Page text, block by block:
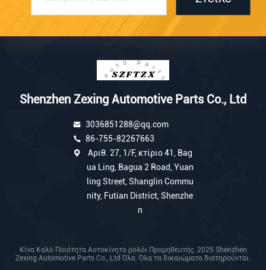
Shenzhen Zexing Automotive Parts Co., Ltd
3036851288@qq.com
86-755-82267663
Αριθ. 27, 1/F, κτίριο 41, Bag
ua Ling, Bagua 2 Road, Yuan
ling Street, Shanglin Commu
nity, Futian District, Shenzhe
n
Κίνα Καλό Ποιότητα Αυτοκίνητο ρολόι Προμηθευτής. 2025 Shenzhen
Zexing Automotive Parts Co., Ltd Όλα. Όλα τα δικαιώματα διατηρούνται.